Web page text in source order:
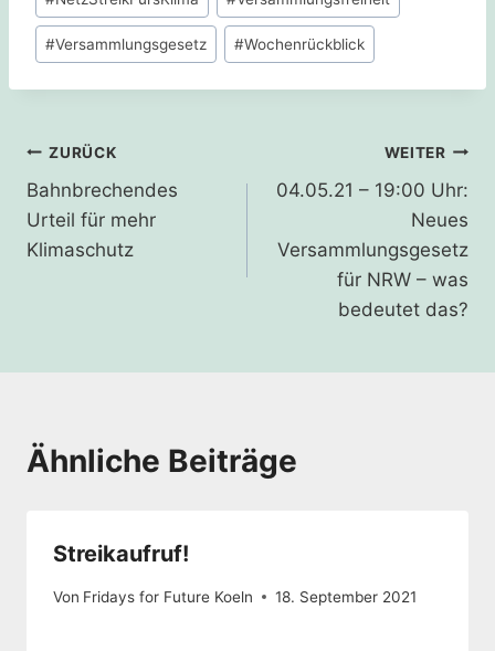
#Versammlungsgesetz #Wochenrückblick
Beitragsnavigation
ZURÜCK
Bahnbrechendes
Urteil für mehr
Klimaschutz
WEITER
04.05.21 – 19:00 Uhr:
Neues
Versammlungsgesetz
für NRW – was
bedeutet das?
Ähnliche Beiträge
Streikaufruf!
Von Fridays for Future Koeln 18. September 2021